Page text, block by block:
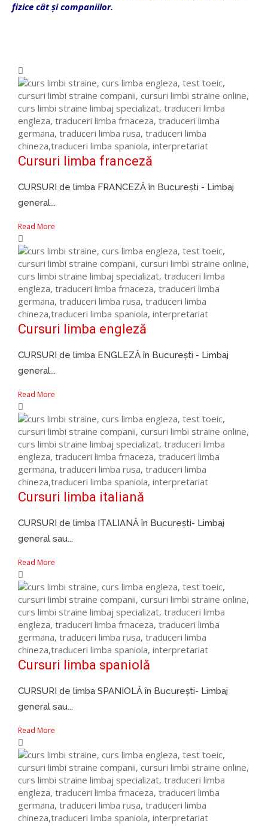
fizice cât și companiilor.
Cursuri limba franceză
CURSURI de limba FRANCEZĂ în București - Limbaj
general...
Read More
Cursuri limba engleză
CURSURI de limba ENGLEZĂ în București - Limbaj
general...
Read More
Cursuri limba italiană
CURSURI de limba ITALIANĂ în București- Limbaj
general sau...
Read More
Cursuri limba spaniolă
CURSURI de limba SPANIOLĂ în București- Limbaj
general sau...
Read More